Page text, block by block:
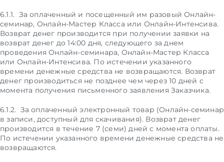
6.1.1. За оплаченный и посещенный им разовый Онлайн-
семинар, Онлайн-Мастер Класса или Онлайн-Интенсива.
Возврат денег производится при получении заявки на
возврат денег до 14:00 дня, следующего за днем
проведения Онлайн-семинара, Онлайн-Мастер Класса
или Онлайн-Интенсива. По истечении указанного
времени денежные средства не возвращаются. Возврат
денег производиться не позднее чем через 10 дней с
момента получения письменного заявления Заказчика.
6.1.2. За оплаченный электронный товар (Онлайн-семинар
в записи, доступный для скачивания). Возврат денег
производится в течение 7 (семи) дней с момента оплаты.
По истечении указанного времени денежные средства не
возвращаются.